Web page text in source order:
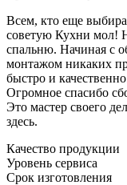
Всем, кто еще
советую Кухни мол!
спальню. Начиная с
монтажом никаких
быстро и
Огромное спасибо
Это мастер своего
здесь.
Качество продукции
Уровень сервиса
Срок изготовления